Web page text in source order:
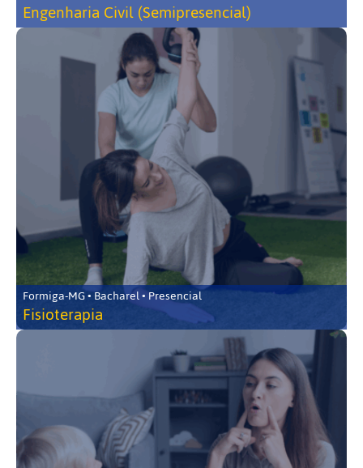
Engenharia Civil (Semipresencial)
Formiga-MG • Bacharel • Presencial
Fisioterapia